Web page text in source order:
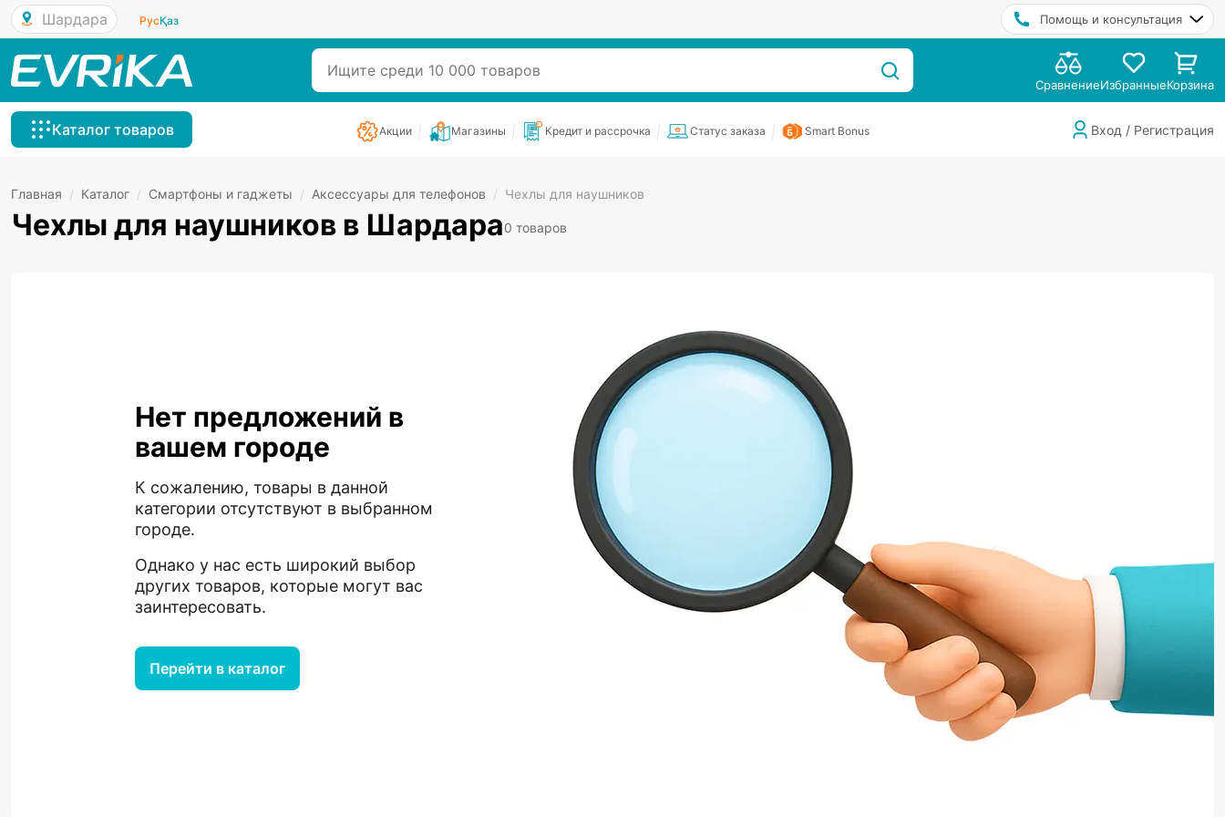
Шардара РусҚаз Помощь и консультация
СравнениеИзбранныеКорзина
Каталог товаров Акции Магазины Кредит и рассрочка Статус заказа Smart Bonus Вход / Регистрация
Главная / Каталог / Смартфоны и гаджеты / Аксессуары для телефонов / Чехлы для наушников
Чехлы для наушников в Шардара0 товаров
Нет предложений в
вашем городе
К сожалению, товары в данной
категории отсутствуют в выбранном
городе.
Однако у нас есть широкий выбор
других товаров, которые могут вас
заинтересовать.
Перейти в каталог